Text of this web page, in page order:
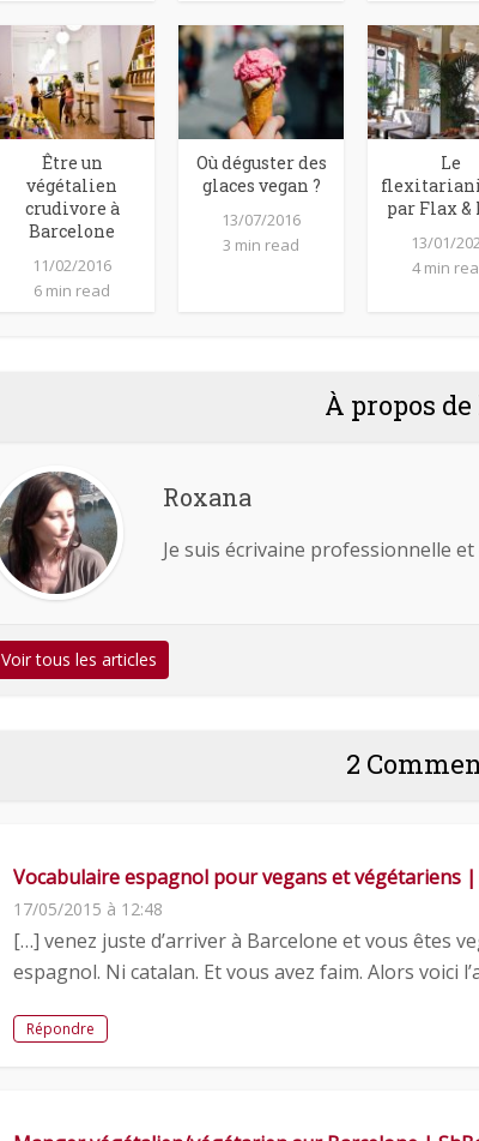
Être un
végétalien
crudivore à
Barcelone
11/02/2016
6 min read
Où déguster des
glaces vegan ?
13/07/2016
3 min read
Le
par Flax &
13/01/
4 min
À propos
Roxana
Je suis écrivaine professionnelle
Voir tous les articles
2
Vocabulaire espagnol pour vegans et végétariens
17/05/2015 à 12:48
[…] venez juste d’arriver à Barcelone et vous êtes
espagnol. Ni catalan. Et vous avez faim. Alors voici
Répondre